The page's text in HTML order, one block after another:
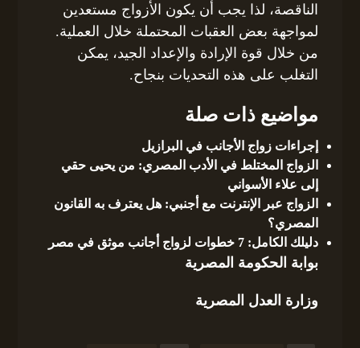
الناقصة، لذا يجب أن يكون الأزواج مستعدين
لمواجهة بعض العقبات المحتملة خلال العملية.
من خلال قوة الإرادة والإعداد الجيد، يمكن
التغلب على هذه التحديات بنجاح.
مواضيع ذات صلة
إجراءات زواج الأجانب في البرازيل
الزواج المختلط في الأدب المصري: من يحيى حقي
إلى علاء الأسواني
الزواج عبر الإنترنت مع أجنبي: هل يعترف به القانون
المصري؟
دليلك الكامل: 7 خطوات لزواج أجانب موثق في مصر
بوابة الحكومة المصرية
وزارة العدل المصرية